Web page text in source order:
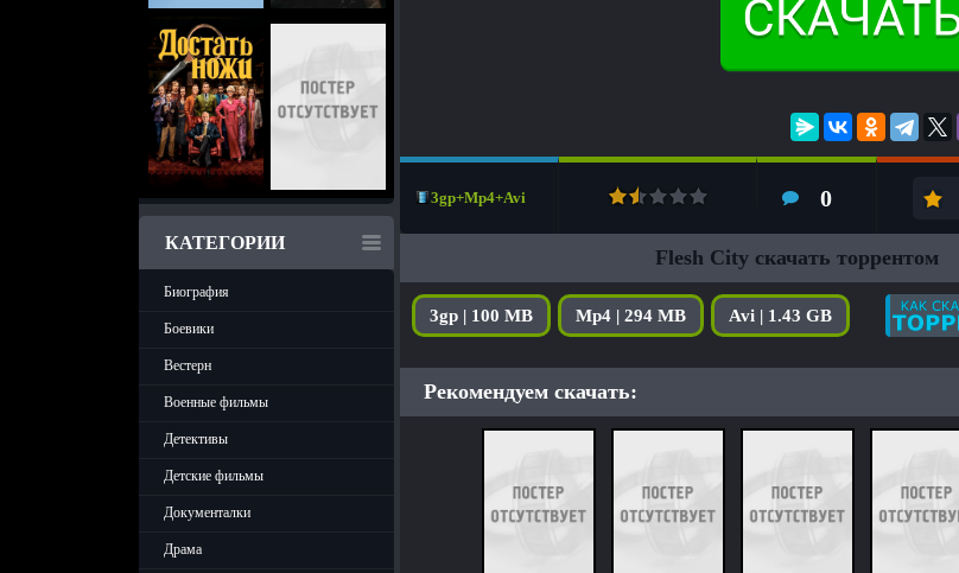
КАТЕГОРИИ
Биография
Боевики
Вестерн
Военные фильмы
Детективы
Детские фильмы
Документалки
Драма
3gp+Mp4+Avi 0
Flesh City скачать торрентом
3gp | 100 MB Mp4 | 294 MB Avi | 1.43 GB
Рекомендуем скачать: